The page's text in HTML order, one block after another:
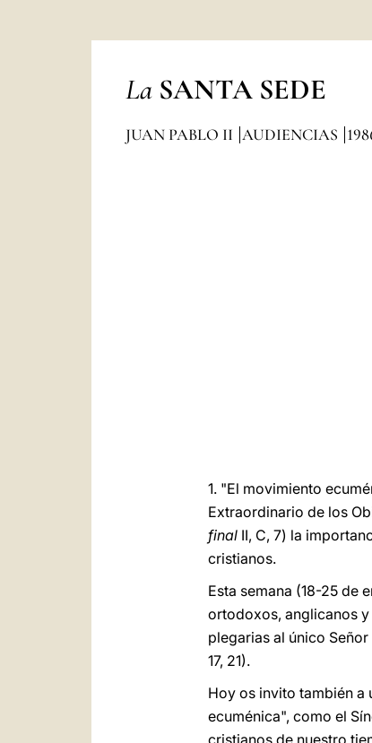
La SANTA SEDE
JUAN PABLO II AUDIENCIAS
1. "El movimiento
Extraordinario de los
final II, C, 7) la
cristianos.
Esta semana (18-25 de
ortodoxos, anglicanos y
plegarias al único
17, 21).
Hoy os invito también a
ecuménica", como el
cristianos de nuestro